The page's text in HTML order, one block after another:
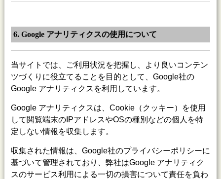
6. Google アナリティクスの使用について
当サイトでは、ご利用状況を把握し、より良いコンテン
ツづくりに役立てることを目的として、Google社の
Google アナリティクスを利用しています。
Google アナリティクスは、Cookie（クッキー）を使用
して閲覧端末のIPアドレスやOSの種別などの個人を特
定しない情報を収集します。
収集された情報は、Google社のプライバシーポリシーに
基づいて管理されており、弊社はGoogle アナリティク
スのサービス利用による一切の損害について責任を負わ